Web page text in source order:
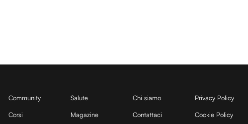
Community
Corsi
Salute
Magazine
Chi siamo
Contattaci
Privacy Policy
Cookie Policy